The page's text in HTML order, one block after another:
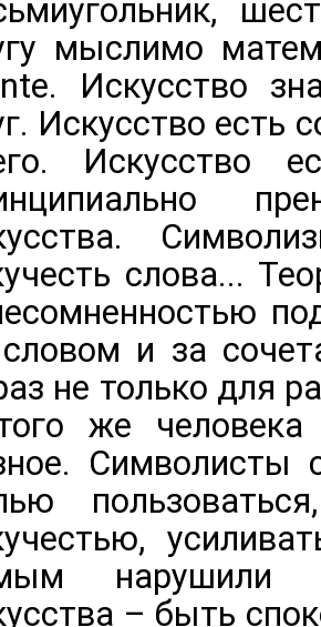
мыслимо
Искусство
Искусство есть
Искусство
слова...
и за
не только для
же
Символисты
нарушили
– быть